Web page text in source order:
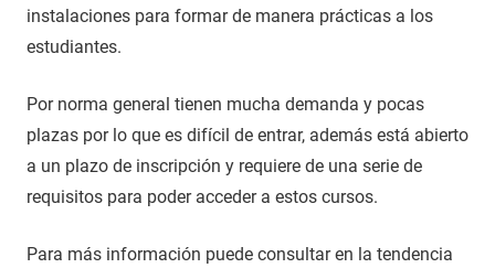
instalaciones para formar de manera prácticas a los
estudiantes.
Por norma general tienen mucha demanda y pocas
plazas por lo que es difícil de entrar, además está abierto
a un plazo de inscripción y requiere de una serie de
requisitos para poder acceder a estos cursos.
Para más información puede consultar en la tendencia